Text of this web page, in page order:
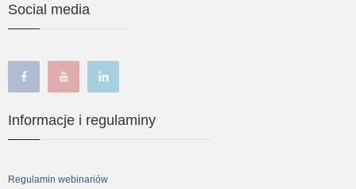
Social media
Informacje i regulaminy
Regulamin webinariów